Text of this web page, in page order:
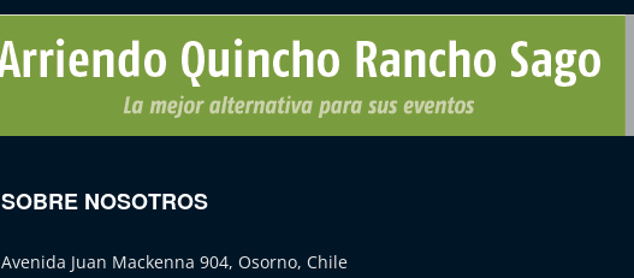
SOBRE NOSOTROS
Avenida Juan Mackenna 904, Osorno, Chile